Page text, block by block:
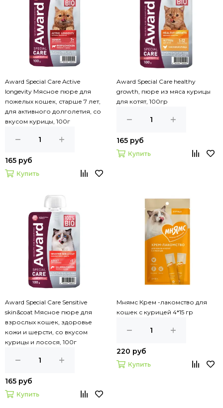
Award Special Care Active
longevity Мясное пюре для
пожелых кошек, старше 7 лет,
для активного долголетия, со
вкусом курицы, 100г
165 руб
Купить
Award Special Care healthy
growth, пюре из мяса курицы
для котят, 100гр
165 руб
Купить
Award Special Care Sensitive
skin&coat Мясное пюре для
взрослых кошек, здоровье
кожи и шерсти, со вкусом
курицы и лосося, 100г
165 руб
Купить
Мнямс Крем -лакомство для
кошек с курицей 4*15 гр
220 руб
Купить